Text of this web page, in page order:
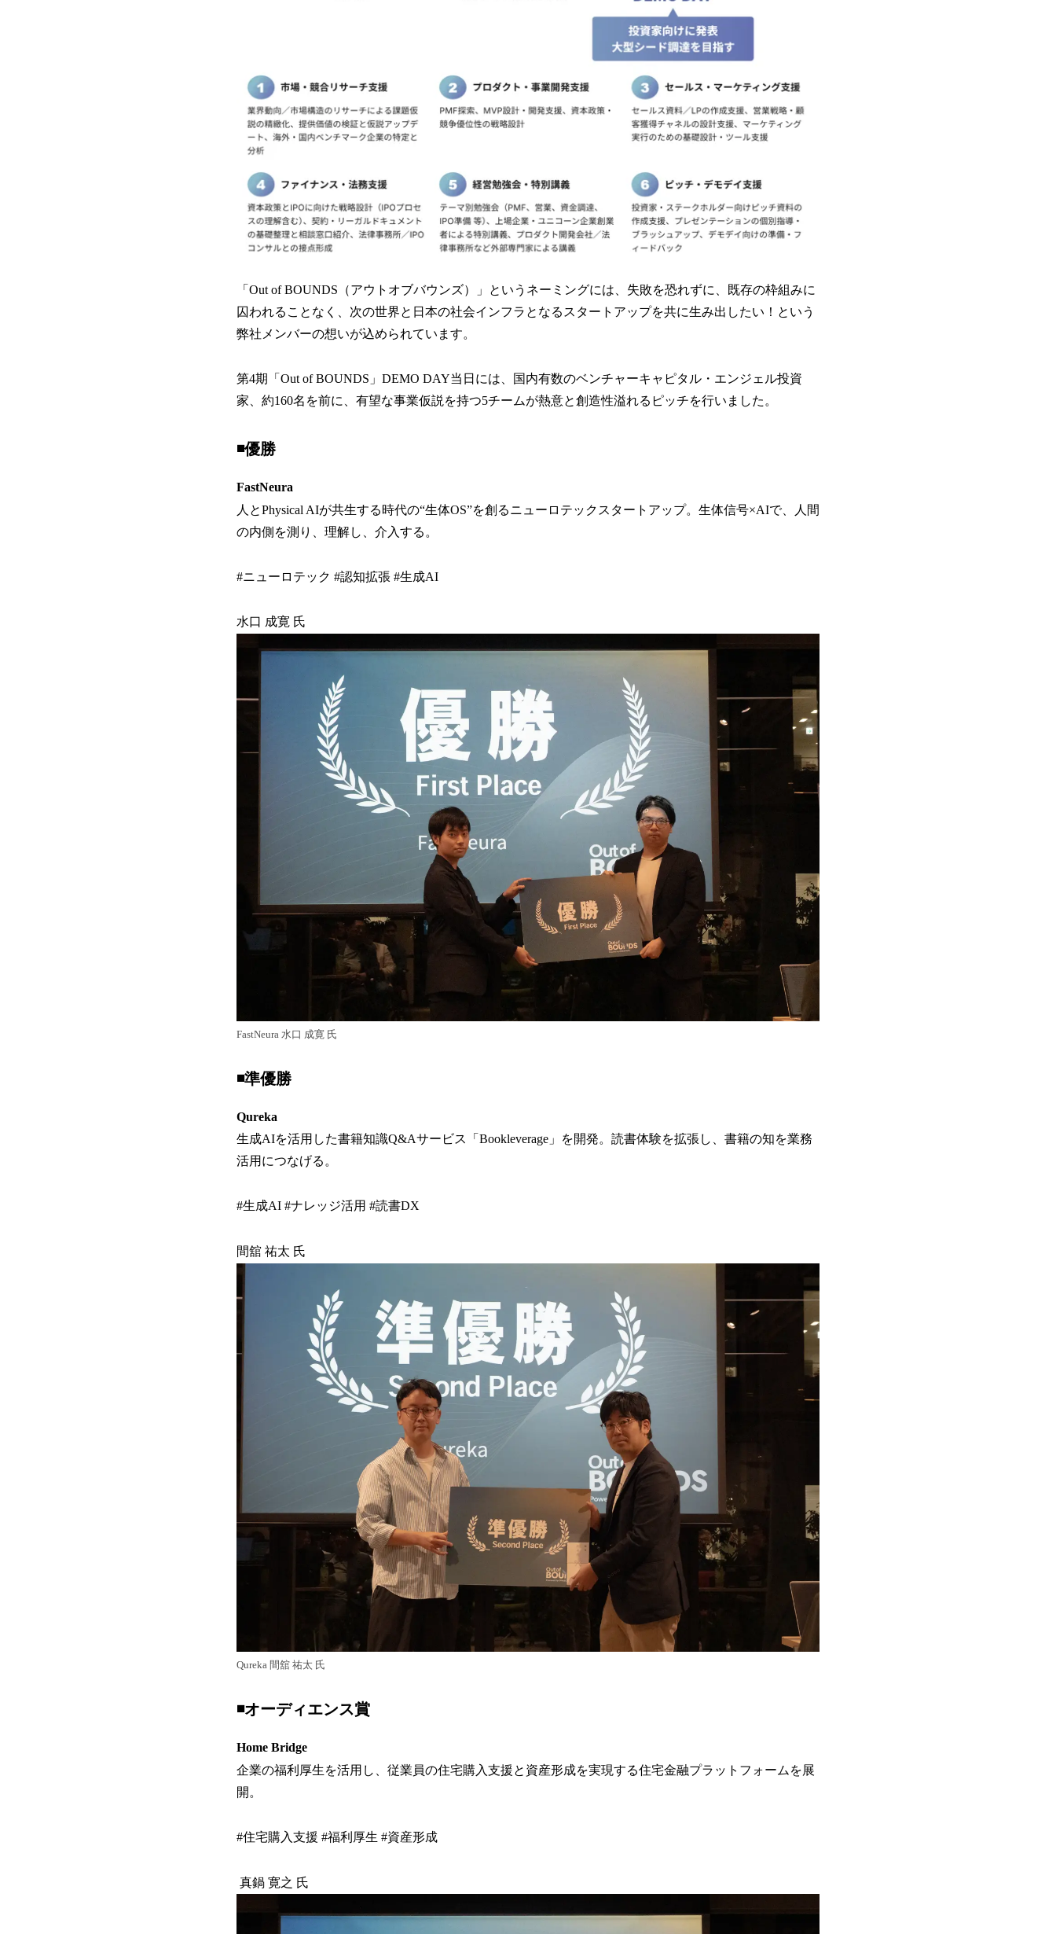
「Out of BOUNDS（アウトオブバウンズ）」というネーミングには、失敗を恐れずに、既存の枠組みに
囚われることなく、次の世界と日本の社会インフラとなるスタートアップを共に生み出したい！という
弊社メンバーの想いが込められています。
第4期「Out of BOUNDS」DEMO DAY当日には、国内有数のベンチャーキャピタル・エンジェル投資
家、約160名を前に、有望な事業仮説を持つ5チームが熱意と創造性溢れるピッチを行いました。
◾️優勝
FastNeura
人とPhysical AIが共生する時代の“生体OS”を創るニューロテックスタートアップ。生体信号×AIで、人間
の内側を測り、理解し、介入する。
#ニューロテック #認知拡張 #生成AI
水口 成寛 氏
FastNeura 水口 成寛 氏
◾️準優勝
Qureka
生成AIを活用した書籍知識Q&Aサービス「Bookleverage」を開発。読書体験を拡張し、書籍の知を業務
活用につなげる。
#生成AI #ナレッジ活用 #読書DX
間舘 祐太 氏
Qureka 間舘 祐太 氏
◾️オーディエンス賞
Home Bridge
企業の福利厚生を活用し、従業員の住宅購入支援と資産形成を実現する住宅金融プラットフォームを展
開。
#住宅購入支援 #福利厚生 #資産形成
真鍋 寛之 氏